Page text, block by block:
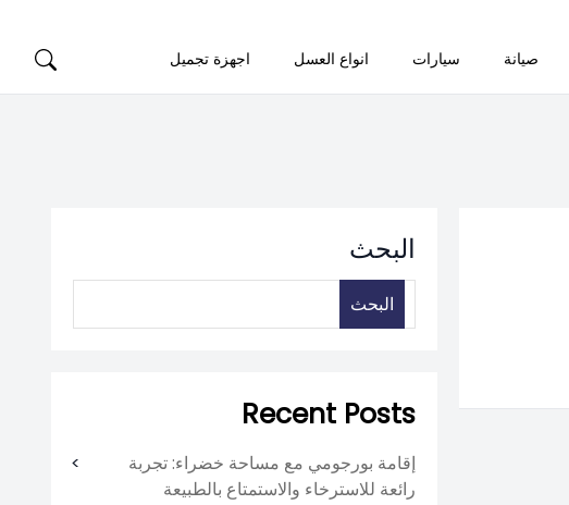
صيانة سيارات انواع العسل اجهزة تجميل
البحث
البحث
Recent Posts
إقامة بورجومي مع مساحة خضراء: تجربة
رائعة للاسترخاء والاستمتاع بالطبيعة